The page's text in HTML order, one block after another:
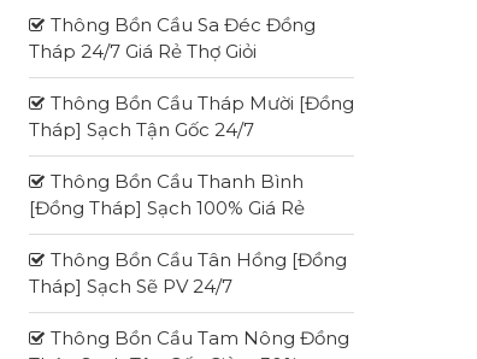
Thông Bồn Cầu Sa Đéc Đồng
Tháp 24/7 Giá Rẻ Thợ Giỏi
Thông Bồn Cầu Tháp Mười [Đồng
Tháp] Sạch Tận Gốc 24/7
Thông Bồn Cầu Thanh Bình
[Đồng Tháp] Sạch 100% Giá Rẻ
Thông Bồn Cầu Tân Hồng [Đồng
Tháp] Sạch Sẽ PV 24/7
Thông Bồn Cầu Tam Nông Đồng